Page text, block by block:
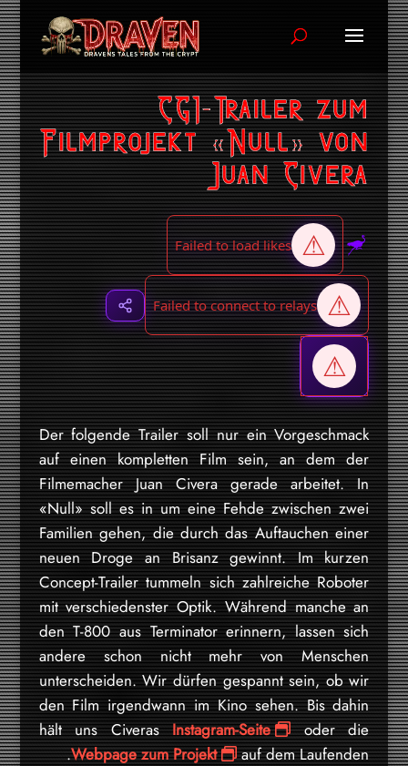
CGI-Trailer zum
Filmprojekt «Null» von
Juan Civera
Der folgende Trailer soll nur ein Vorgeschmack
auf einen kompletten Film sein, an dem der
Filmemacher Juan Civera gerade arbeitet. In
«Null» soll es in um eine Fehde zwischen zwei
Familien gehen, die durch das Auftauchen einer
neuen Droge an Brisanz gewinnt. Im kurzen
Concept-Trailer tummeln sich zahlreiche Roboter
mit verschiedenster Optik. Während manche an
den T-800 aus Terminator erinnern, lassen sich
andere schon nicht mehr von Menschen
unterscheiden. Wir dürfen gespannt sein, ob wir
den Film irgendwann im Kino sehen. Bis dahin
hält uns CiverasInstagram-Seite
oder die
Webpage zum Projekt
auf dem Laufenden.